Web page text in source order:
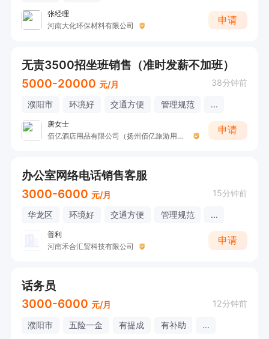
张经理
河南大化环保材料有限公司
申请
无责3500招坐班销售（准时发薪不加班）
5000-20000 元/月 38分钟前
濮阳市 环境好 交通方便 管理规范 ...
唐女士
佰亿酒店用品有限公司（扬州佰亿旅游用品有限公司河南濮阳分公司）
申请
办公室网络电话销售客服
3000-6000 元/月 15分钟前
华龙区 环境好 交通方便 管理规范 ...
普利
河南禾合汇贸科技有限公司
申请
话务员
3000-6000 元/月 12分钟前
濮阳市 五险一金 有提成 有补助 ...